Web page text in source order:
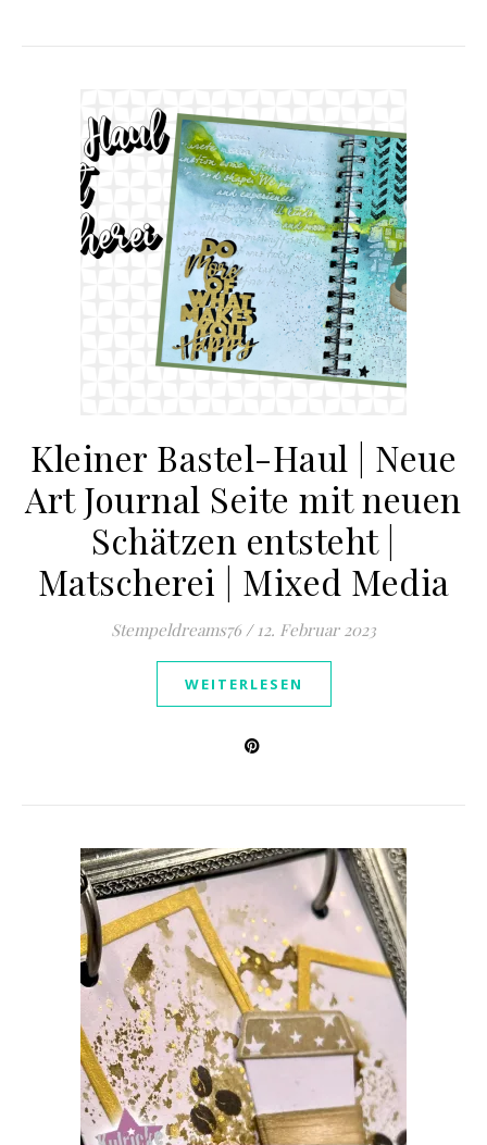
Kleiner Bastel-Haul | Neue
Art Journal Seite mit neuen
Schätzen entsteht |
Matscherei | Mixed Media
Stempeldreams76 / 12. Februar 2023
WEITERLESEN